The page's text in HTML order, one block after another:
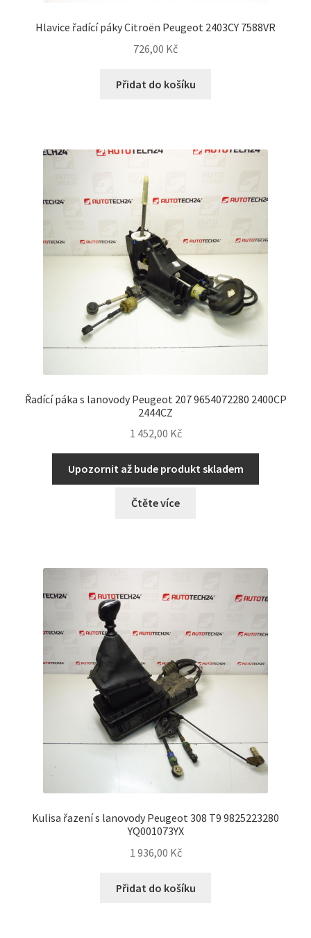
Hlavice řadící páky Citroën Peugeot 2403CY 7588VR
726,00 Kč
Přidat do košíku
Řadící páka s lanovody Peugeot 207 9654072280 2400CP
2444CZ
1 452,00 Kč
Upozornit až bude produkt skladem
Čtěte více
Kulisa řazení s lanovody Peugeot 308 T9 9825223280
YQ001073YX
1 936,00 Kč
Přidat do košíku